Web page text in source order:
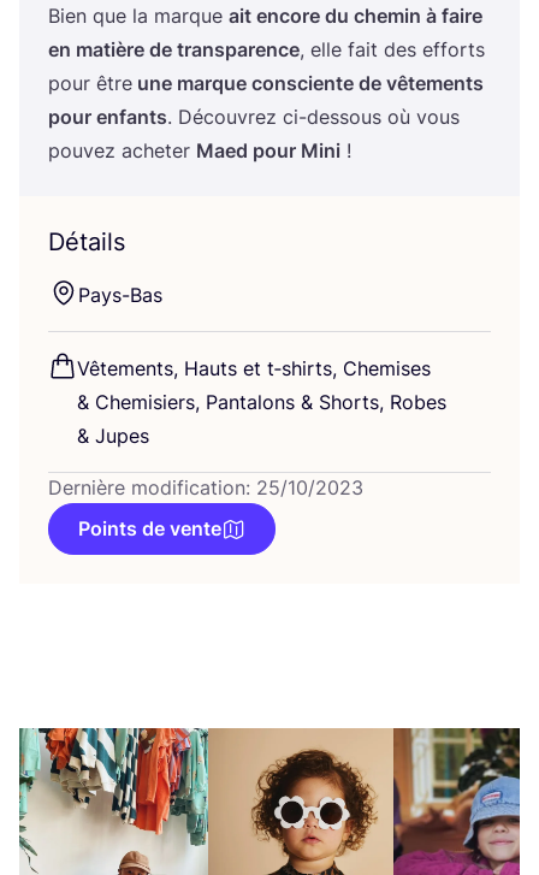
Bien que la marque ait encore du che­min à faire
en matière de trans­pa­rence, elle fait des efforts
pour être une marque consciente de vête­ments
pour enfants. Décou­vrez ci-des­sous où vous
pou­vez ache­ter Maed pour Mini !
Détails
Pays-Bas
Vête­ments, Hauts et t‑shirts, Che­mises
& Che­mi­siers, Pan­ta­lons & Shorts, Robes
& Jupes
Dernière modification: 25/10/2023
Points de vente